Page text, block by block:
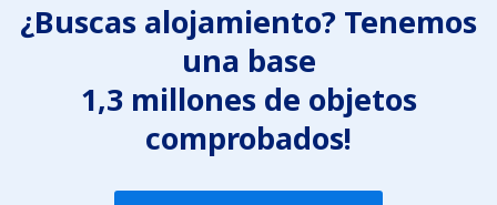
¿Buscas alojamiento? Tenemos
una base
1,3 millones de objetos
comprobados!